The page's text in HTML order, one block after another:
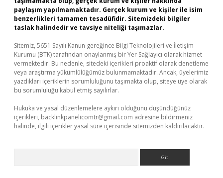
paylaşım yapılmamaktadır. Gerçek kurum ve kişiler ile isim
benzerlikleri tamamen tesadüfidir. Sitemizdeki bilgiler
taslak halindedir ve tavsiye niteliği taşımazlar.
Sitemiz, 5651 Sayılı Kanun gereğince Bilgi Teknolojileri ve İletişim
Kurumu (BTK) tarafından onaylanmış bir Yer Sağlayıcı olarak hizmet
vermektedir. Bu nedenle, sitedeki içerikleri proaktif olarak denetleme
veya araştırma yükümlülüğümüz bulunmamaktadır. Ancak, üyelerimiz
yazdıkları içeriklerin sorumluluğunu taşımakta olup, siteye üye olarak
bu sorumluluğu kabul etmiş sayılırlar.
Hukuka ve yasal düzenlemelere aykırı olduğunu düşündüğünüz
içerikleri, backlinkpanelicomtr@gmail.com adresine bildirmeniz
halinde, ilgili içerikler yasal süre içerisinde sitemizden kaldırılacaktır.